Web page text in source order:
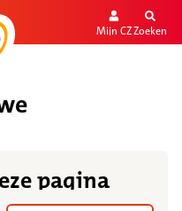
Mijn CZZoeken
pagina